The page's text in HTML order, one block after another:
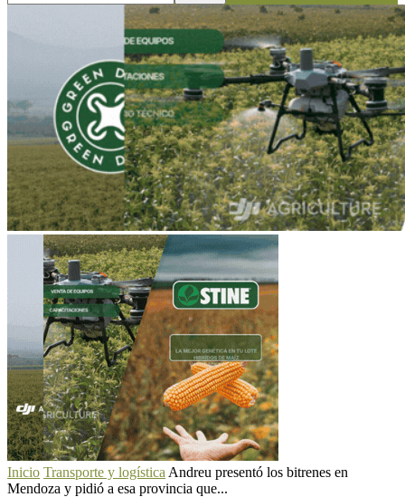
Inicio Transporte y logística Andreu presentó los bitrenes en
Mendoza y pidió a esa provincia que...